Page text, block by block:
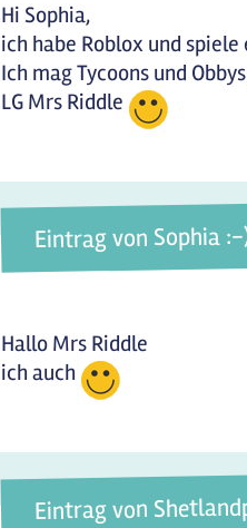
Hi Sophia,
ich habe Roblox und
Ich mag Tycoons und
LG Mrs Riddle
Eintrag von Sophia
Hallo Mrs Riddle
ich auch
Eintrag von